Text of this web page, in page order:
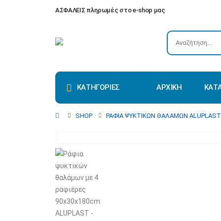
ΑΣΦΑΛΕΙΣ πληρωμές στο e-shop μας
ΚΑΤΗΓΟΡΙΕΣ ΑΡΧΙΚΗ
SHOP ΡΆΦΙΑ ΨΥΚΤΙΚΏΝ ΘΑΛΆΜΩΝ ALUPLAST